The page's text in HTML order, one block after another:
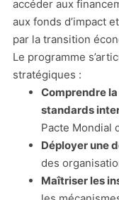
accéder aux
aux fonds d’impact
par la transition
Le programme
stratégiques :
Comprendre
standards
Pacte Mondial
Déployer une
des
Maîtriser les